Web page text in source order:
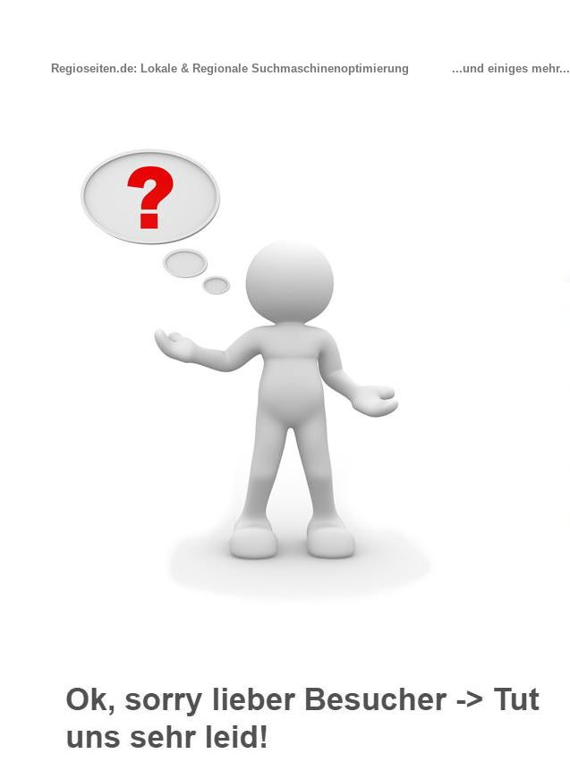
Regioseiten.de: Lokale & Regionale Suchmaschinenoptimierung ...und einiges mehr...